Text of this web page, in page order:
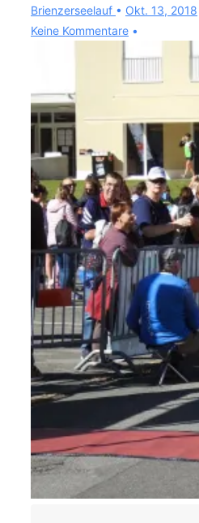
Brienzerseelauf • Okt. 13, 2018
Keine Kommentare